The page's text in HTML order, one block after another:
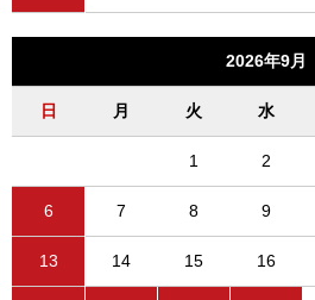
2026年9月
日 月 火 水
1 2
6 7 8 9
13 14 15 16